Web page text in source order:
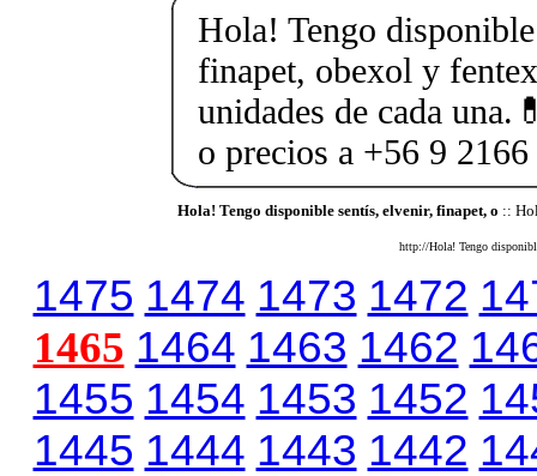
Hola! Tengo
finapet, obexol y
unidades de cada
o precios a +56 9
Hola! Tengo disponible sentís, elvenir, finapet, o ::
http://Hola! Tengo
1475 1474 1473 1472
1465 1464 1463 1462
1455 1454 1453 1452
1445 1444 1443 1442